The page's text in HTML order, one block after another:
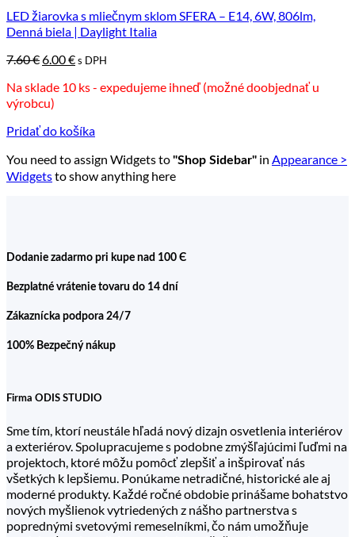
LED žiarovka s mliečnym sklom SFERA – E14, 6W, 806lm,
Denná biela | Daylight Italia
7.60€Pôvodná
bola:
7.60 €.
6.00€Aktuálna
je:
s DPH
Na sklade 10 ks - expedujeme ihneď (možné doobjednať u
výrobcu)
Pridať do košíka
You need to assign Widgets to"Shop Sidebar" in Appearance >
Widgetsto show anything here
Dodanie zadarmo pri kupe nad 100 Є
Bezplatné vrátenie tovaru do 14 dní
Zákaznícka podpora 24/7
100% Bezpečný nákup
Firma ODIS STUDIO
Sme tím, ktorí neustále hľadá nový dizajn osvetlenia interiérov
a exteriérov. Spolupracujeme s podobne zmýšľajúcimi ľuďmi na
projektoch, ktoré môžu pomôcť zlepšiť a inšpirovať nás
všetkých k lepšiemu. Ponúkame netradičné, historické ale aj
moderné produkty. Každé ročné obdobie prinášame bohatstvo
nových myšlienok vytriedených z nášho partnerstva s
poprednými svetovými remeselníkmi, čo nám umožňuje